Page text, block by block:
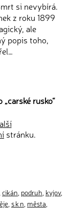
si nevybírá.
z roku 1899
ale
popis toho,
„carské rusko“
stránku.
cikán podruh kyjov,
s k n města